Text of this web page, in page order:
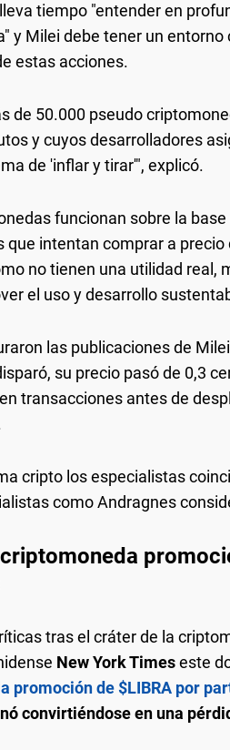
tiempo "entender en
y Milei debe tener un entorno
estas acciones.
de 50.000 pseudo
y cuyos desarrolladores
de 'inflar y tirar'", explicó.
funcionan sobre la
que intentan comprar a
no tienen una utilidad real,
el uso y desarrollo
las publicaciones de
su precio pasó de 0,3
transacciones antes de
cripto los especialistas
como Andragnes
tras el cráter de la
New York Timeseste
promoción de $LIBRA por
convirtiéndose en una